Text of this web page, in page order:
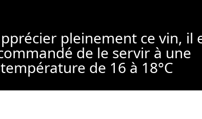
pleinement ce vin, il
de le servir à une
température de 16 à 18°C